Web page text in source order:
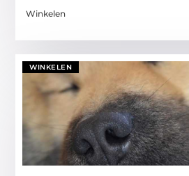
Winkelen
WINKELEN